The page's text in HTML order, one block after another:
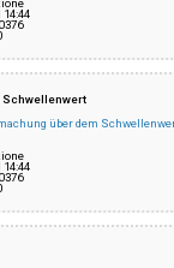
Schwellenwert
über dem